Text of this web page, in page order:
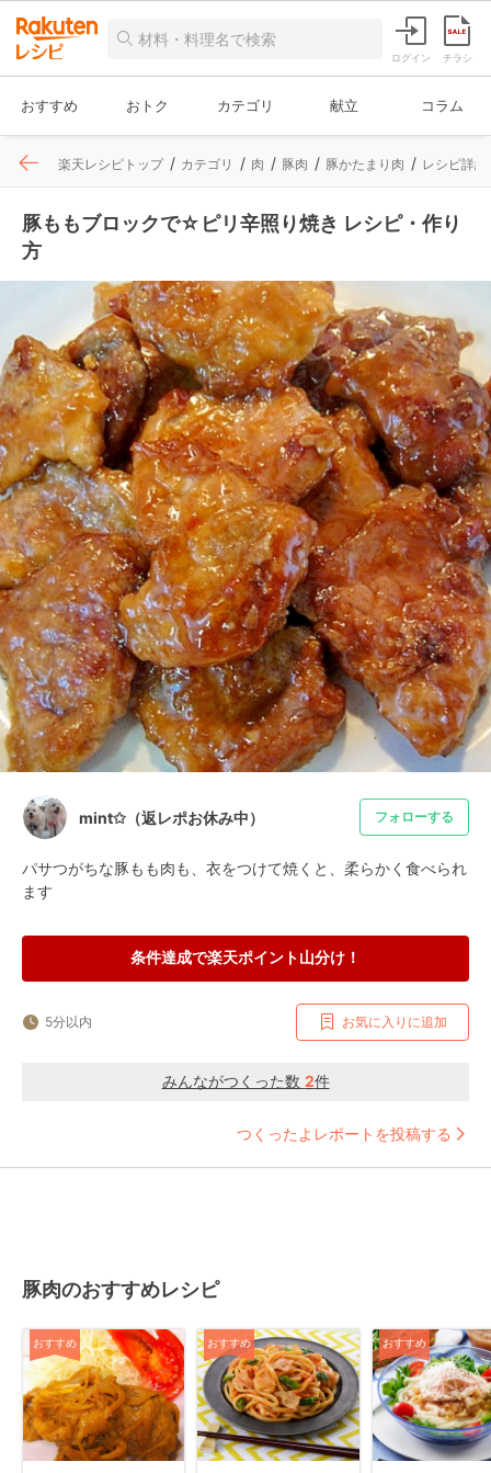
ログイン チラシ
おすすめ おトク カテゴリ 献立 コラム
楽天レシピトップ カテゴリ 肉 豚肉 豚かたまり肉 レシピ詳細
豚ももブロックで☆ピリ辛照り焼き レシピ・作り
方
mint✩（返レポお休み中） フォローする
パサつがちな豚もも肉も、衣をつけて焼くと、柔らかく食べられ
ます
条件達成で楽天ポイント山分け！
5分以内 お気に入りに追加
みんながつくった数 2件
つくったよレポートを投稿する
豚肉のおすすめレシピ
おすすめ おすすめ おすすめ